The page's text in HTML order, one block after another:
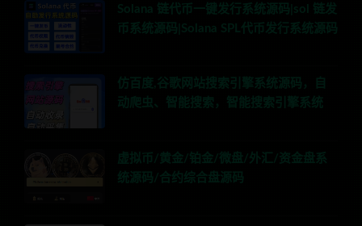
Solana 链代币一键发行系统源码|sol 链发
币系统源码|Solana SPL代币发行系统源码
仿百度,谷歌网站搜索引擎系统源码，自
动爬虫、智能搜索，智能搜索引擎系统
虚拟币/黄金/铂金/微盘/外汇/资金盘系
统源码/合约综合盘源码